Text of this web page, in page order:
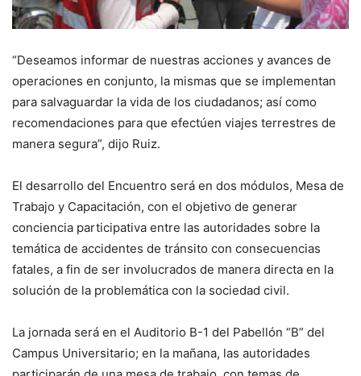
“Deseamos informar de nuestras acciones y avances de
operaciones en conjunto, la mismas que se implementan
para salvaguardar la vida de los ciudadanos; así como
recomendaciones para que efectúen viajes terrestres de
manera segura”, dijo Ruiz.
El desarrollo del Encuentro será en dos módulos, Mesa de
Trabajo y Capacitación, con el objetivo de generar
conciencia participativa entre las autoridades sobre la
temática de accidentes de tránsito con consecuencias
fatales, a fin de ser involucrados de manera directa en la
solución de la problemática con la sociedad civil.
La jornada será en el Auditorio B-1 del Pabellón “B” del
Campus Universitario; en la mañana, las autoridades